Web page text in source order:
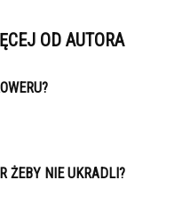
OD AUTORA
ŻEBY NIE UKRADLI?